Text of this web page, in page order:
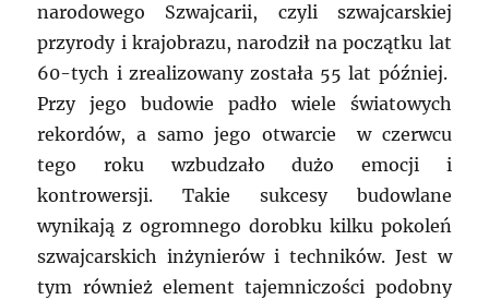
narodowego Szwajcarii, czyli szwajcarskiej
przyrody i krajobrazu, narodził na początku lat
60-tych i zrealizowany została 55 lat później.
Przy jego budowie padło wiele światowych
rekordów, a samo jego otwarcie w czerwcu
tego roku wzbudzało dużo emocji i
kontrowersji. Takie sukcesy budowlane
wynikają z ogromnego dorobku kilku pokoleń
szwajcarskich inżynierów i techników. Jest w
tym również element tajemniczości podobny